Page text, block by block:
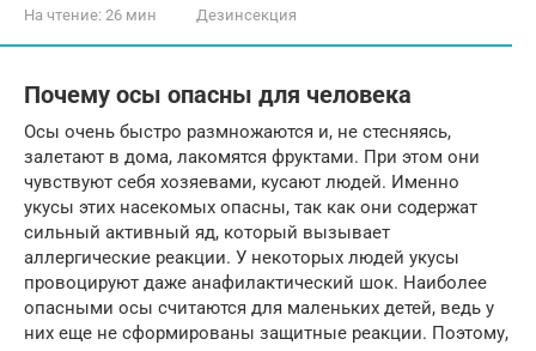
На чтение: 26 мин Дезинсекция
Почему осы опасны для человека
Осы очень быстро размножаются и, не стесняясь,
залетают в дома, лакомятся фруктами. При этом они
чувствуют себя хозяевами, кусают людей. Именно
укусы этих насекомых опасны, так как они содержат
сильный активный яд, который вызывает
аллергические реакции. У некоторых людей укусы
провоцируют даже анафилактический шок. Наиболее
опасными осы считаются для маленьких детей, ведь у
них еще не сформированы защитные реакции. Поэтому,